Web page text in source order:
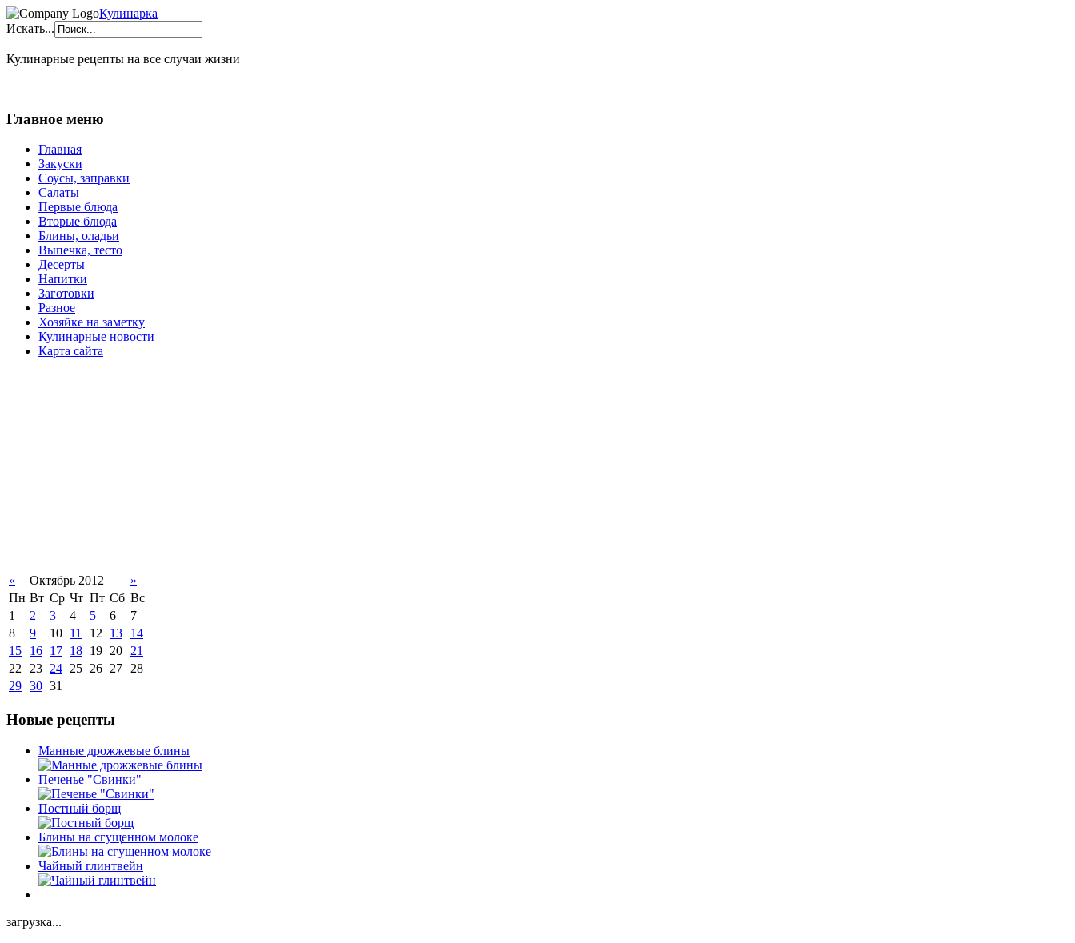
Кулинарка
Искать...
Кулинарные рецепты на все случаи жизни
Главное меню
Главная
Закуски
Соусы, заправки
Салаты
Первые блюда
Вторые блюда
Блины, оладьи
Выпечка, тесто
Десерты
Напитки
Заготовки
Разное
Хозяйке на заметку
Кулинарные новости
Карта сайта
« Октябрь 2012
»
Пн Вт Ср Чт Пт Сб Вс
1
2 3 4 5 6
7
8
9 10 11 12 13
14
15
16 17 18 19 20 21
22 23 24 25 26 27 28
29 30 31
Новые рецепты
Манные дрожжевые блины
Печенье "Свинки"
Постный борщ
Блины на сгущенном молоке
Чайный глинтвейн
загрузка...